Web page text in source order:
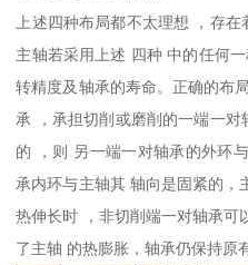
上述四种布局都不太理想 ，存
主轴若采用上述 四种 中的任何
转精度及轴承的寿命。正确的布
承 ，承担切削或磨削的一端一
的 ，则 另一端一对轴承的外环
承内环与主轴其 轴向是固紧的，
热伸长时 ，非切削端一对轴承可
了主轴 的热膨胀，轴承仍保持原